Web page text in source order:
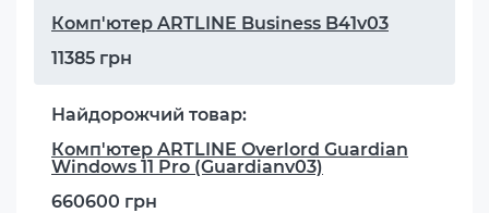
Комп'ютер ARTLINE Business B41v03
11385 грн
Найдорожчий товар:
Комп'ютер ARTLINE Overlord Guardian
Windows 11 Pro (Guardianv03)
660600 грн